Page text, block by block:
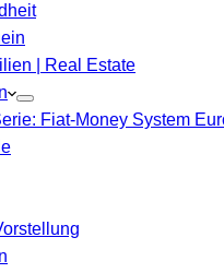
| Real Estate
Fiat-Money System